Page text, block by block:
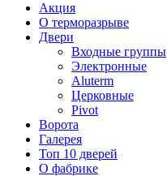
Акция
О терморазрыве
Двери
Входные группы
Электронные
Aluterm
Церковные
Pivot
Ворота
Галерея
Топ 10 дверей
О фабрике